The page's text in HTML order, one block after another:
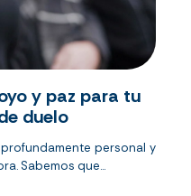
y paz para tu
duelo
personal y
Sabemos que...